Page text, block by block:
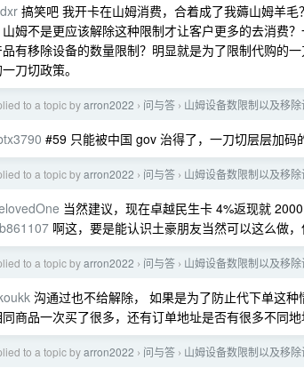
搞笑吧 我开卡在山姆消费，合着成了我薅山姆羊
山姆不是更应该解除这种限制才让客户更多的去消费
有移除设备的数量限制？明显就是为了限制代购的
刀切政策。
to a topic byarron2022 › 问与答 › 山姆设备数限制以及移
#59 只能被中国 gov 治得了，一刀切层层加
to a topic byarron2022 › 问与答 › 山姆设备数限制以及移
当然建议，现在卓越民生卡 4%返现就
啊这，要是能认识土豪朋友当然可以这么做
to a topic byarron2022 › 问与答 › 山姆设备数限制以及移
沟通过也不给解除， 如果是为了防止代下单这
商品一次买了很多，还有订单地址是否有很多不同
to a topic byarron2022 › 问与答 › 山姆设备数限制以及移